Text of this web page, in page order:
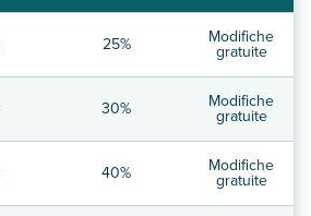
25% Modifiche
gratuite
30% Modifiche
gratuite
40% Modifiche
gratuite